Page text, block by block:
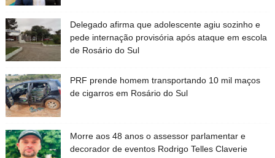
Delegado afirma que adolescente agiu sozinho e
pede internação provisória após ataque em escola
de Rosário do Sul
PRF prende homem transportando 10 mil maços
de cigarros em Rosário do Sul
Morre aos 48 anos o assessor parlamentar e
decorador de eventos Rodrigo Telles Claverie